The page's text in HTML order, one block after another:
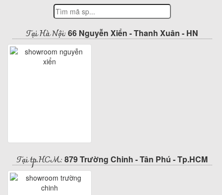
Tại Hà Nội: 66 Nguyễn Xiển - Thanh Xuân - HN
Tại tp.HCM: 879 Trường Chinh - Tân Phú - Tp.HCM